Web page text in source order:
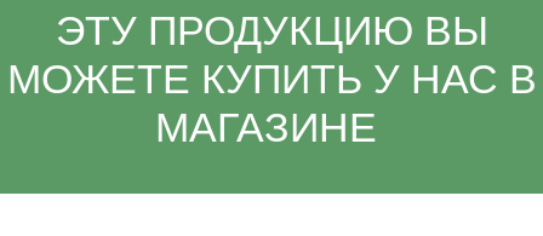
ЭТУ ПРОДУКЦИЮ ВЫ
МОЖЕТЕ КУПИТЬ У НАС В
МАГАЗИНЕ